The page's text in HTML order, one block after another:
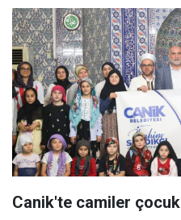
Canik'te camiler